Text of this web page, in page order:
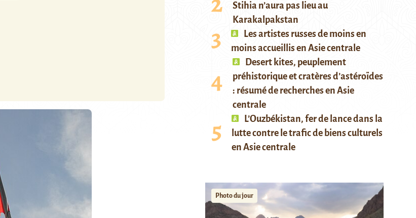
Stihia n’aura pas lieu au
Karakalpakstan
Les artistes russes de moins en
moins accueillis en Asie centrale
Desert kites, peuplement
préhistorique et cratères d’astéroïdes
: résumé de recherches en Asie
centrale
L’Ouzbékistan, fer de lance dans la
lutte contre le trafic de biens culturels
en Asie centrale
Photo du jour